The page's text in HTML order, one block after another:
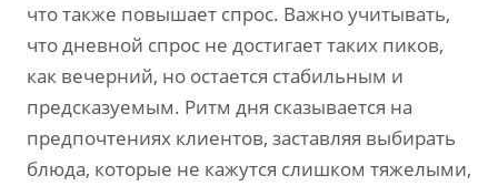
что также повышает спрос. Важно учитывать,
что дневной спрос не достигает таких пиков,
как вечерний, но остается стабильным и
предсказуемым. Ритм дня сказывается на
предпочтениях клиентов, заставляя выбирать
блюда, которые не кажутся слишком тяжелыми,